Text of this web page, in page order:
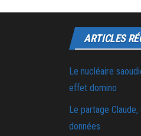
ARTICLES
Le nucléaire
effet domino
Le partage
données